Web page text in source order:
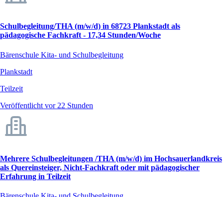
Schulbegleitung/THA (m/w/d) in 68723 Plankstadt als
pädagogische Fachkraft - 17,34 Stunden/Woche
Bärenschule Kita- und Schulbegleitung
Plankstadt
Teilzeit
Veröffentlicht vor 22 Stunden
Mehrere Schulbegleitungen /THA (m/w/d) im Hochsauerlandkreis
als Quereinsteiger, Nicht-Fachkraft oder mit pädagogischer
Erfahrung in Teilzeit